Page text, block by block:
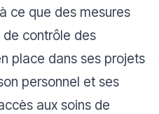
ce que des mesures
contrôle des
place dans ses projets
personnel et ses
aux soins de